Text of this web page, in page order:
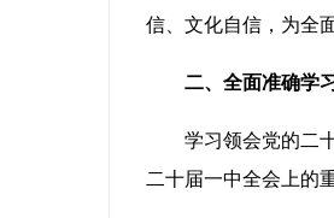
信、文化自信，为全
二、全面准确学
学习领会党的二十
二十届一中全会上的